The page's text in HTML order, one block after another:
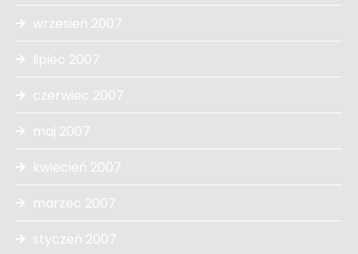
wrzesień 2007
lipiec 2007
czerwiec 2007
maj 2007
kwiecień 2007
marzec 2007
styczeń 2007